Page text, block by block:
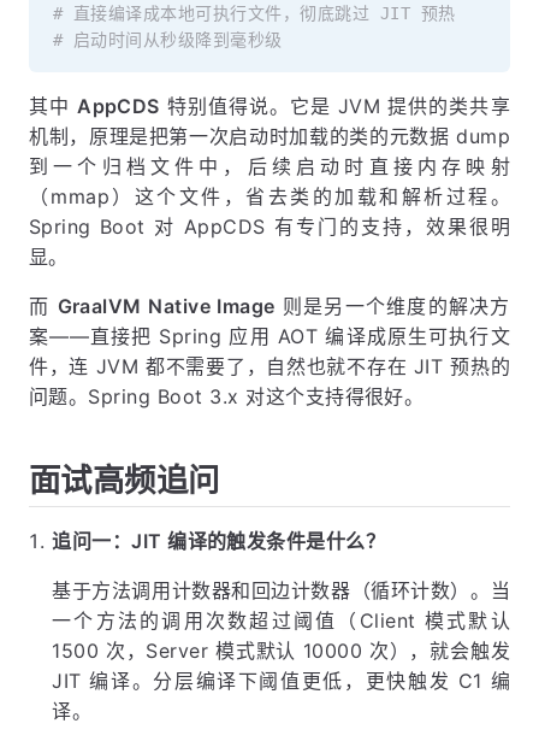
# 直接编译成本地可执行文件，彻底跳过 JIT 预热
# 启动时间从秒级降到毫秒级
其中AppCDS 特别值得说。它是 JVM 提供的类共享
机制，原理是把第一次启动时加载的类的元数据 dump
到一个归档文件中，后续启动时直接内存映射
（mmap）这个文件，省去类的加载和解析过程。
Spring Boot 对 AppCDS 有专门的支持，效果很明
显。
而 GraalVM Native Image 则是另一个维度的解决方
案——直接把 Spring 应用 AOT 编译成原生可执行文
件，连 JVM 都不需要了，自然也就不存在 JIT 预热的
问题。Spring Boot 3.x 对这个支持得很好。
面试高频追问
追问一：JIT 编译的触发条件是什么？
基于方法调用计数器和回边计数器（循环计数）。当
一个方法的调用次数超过阈值（Client 模式默认
1500 次，Server 模式默认 10000 次），就会触发
JIT 编译。分层编译下阈值更低，更快触发 C1 编
译。